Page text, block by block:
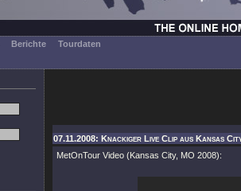
Berichte Tourdaten
07.11.2008: Knackiger Live Clip aus Kansas
MetOnTour Video (Kansas City, MO 2008):